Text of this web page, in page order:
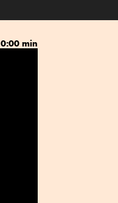
0:00 min